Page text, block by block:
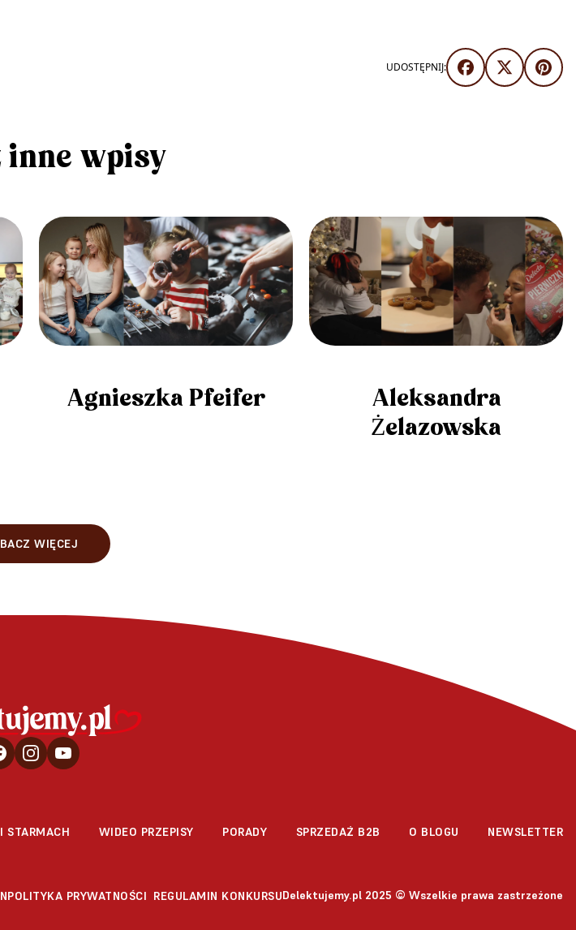
UDOSTĘPNIJ:
inne wpisy
Agnieszka Pfeifer
Aleksandra
Żelazowska
WIĘCEJ
STARMACH WIDEO PRZEPISY PORADY SPRZEDAŻ B2B O BLOGU NEWSLETTER
POLITYKA PRYWATNOŚCI REGULAMIN KONKURSUDelektujemy.pl 2025 © Wszelkie prawa zastrzeżone